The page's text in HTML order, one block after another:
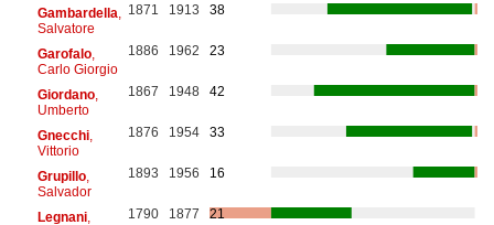
Gambardella
Salvatore
1871 1913 38
Garofalo,
Carlo Giorgio
1886 1962 23
Giordano,
Umberto
1867 1948 42
Gnecchi,
Vittorio
1876 1954 33
Grupillo,
Salvador
1893 1956 16
Legnani,
1790 1877 21